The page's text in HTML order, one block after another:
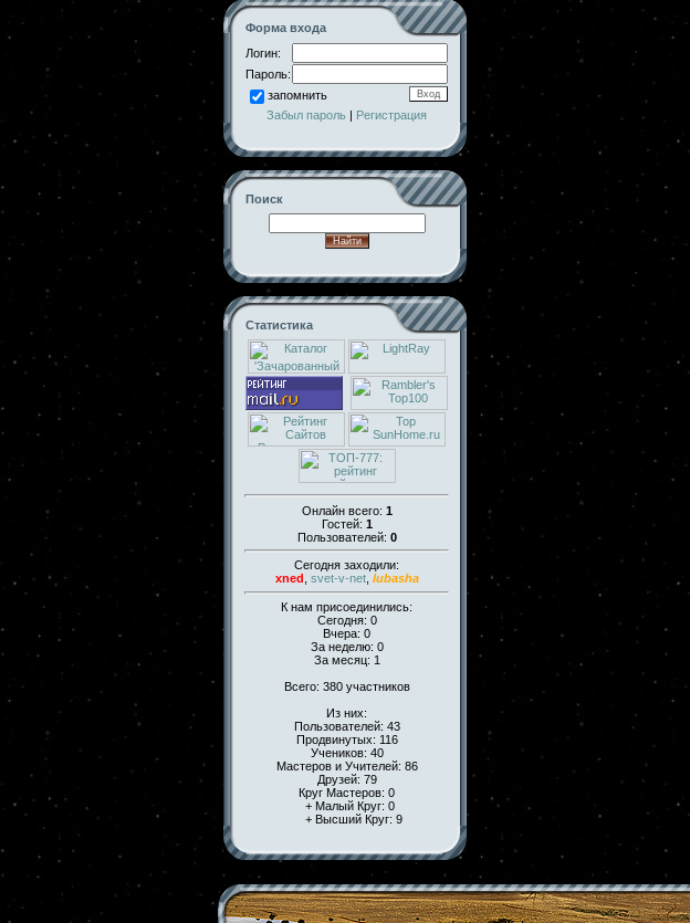
Форма входа
Логин:
Пароль:
запомнить
Забыл пароль | Регистрация
Поиск
Статистика
Онлайн всего: 1
Гостей: 1
Пользователей: 0
Сегодня заходили:
xned
svet-v-net, lubasha
К нам присоединились:
Сегодня: 0
Вчера: 0
За неделю: 0
За месяц: 1
Всего: 380 участников
Из них:
Пользователей: 43
Продвинутых: 116
Учеников: 40
Мастеров и Учителей: 86
Друзей: 79
Круг Мастеров: 0
+ Малый Круг: 0
+ Высший Круг: 9